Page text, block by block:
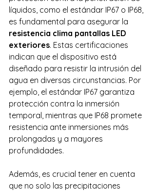
líquidos, como el estándar IP67 o IP68,
es fundamental para asegurar la
resistencia clima pantallas LED
exteriores. Estas certificaciones
indican que el dispositivo está
diseñado para resistir la intrusión del
agua en diversas circunstancias. Por
ejemplo, el estándar IP67 garantiza
protección contra la inmersión
temporal, mientras que IP68 promete
resistencia ante inmersiones más
prolongadas y a mayores
profundidades.
Además, es crucial tener en cuenta
que no solo las precipitaciones